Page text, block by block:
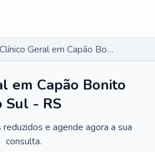
Clínico Geral em Capão Bonito do Sul - RS
em Capão Bonito
Sul - RS
e agende agora a sua
consulta.